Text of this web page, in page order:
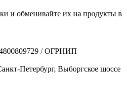
и обменивайте их на продукты в
/ ОГРНИП
Петербург, Выборгское шоссе